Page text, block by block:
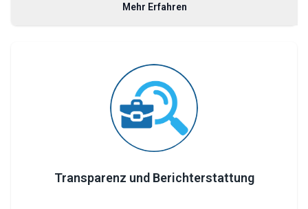
Mehr Erfahren
Transparenz und Berichterstattung